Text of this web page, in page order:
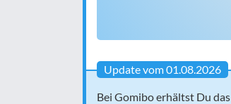
Update vom 01.08.2026
Bei Gomibo erhältst Du das